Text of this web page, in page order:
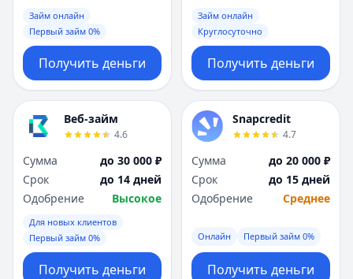
Займ онлайн
Первый займ 0%
Получить деньги
Займ онлайн
Круглосуточно
Получить деньги
Веб-займ
4.6
Сумма
до 30 000 ₽
Срок
до 14 дней
Одобрение
Высокое
Для новых клиентов
Первый займ 0%
Получить деньги
Snapcredit
4.7
Сумма
до 20 000 ₽
Срок
до 15 дней
Одобрение
Среднее
Онлайн Первый займ 0%
Получить деньги